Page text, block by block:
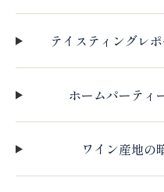
テイスティングレ
ホームパーティ
ワイン産地の